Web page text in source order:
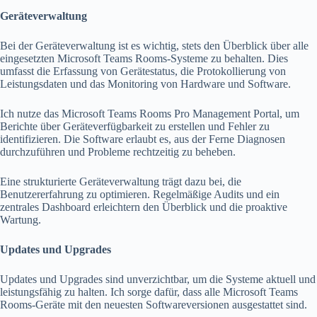
Geräteverwaltung
Bei der Geräteverwaltung ist es wichtig, stets den Überblick über alle
eingesetzten Microsoft Teams Rooms-Systeme zu behalten. Dies
umfasst die Erfassung von Gerätestatus, die Protokollierung von
Leistungsdaten und das Monitoring von Hardware und Software.
Ich nutze das Microsoft Teams Rooms Pro Management Portal, um
Berichte über Geräteverfügbarkeit zu erstellen und Fehler zu
identifizieren. Die Software erlaubt es, aus der Ferne Diagnosen
durchzuführen und Probleme rechtzeitig zu beheben.
Eine strukturierte Geräteverwaltung trägt dazu bei, die
Benutzererfahrung zu optimieren. Regelmäßige Audits und ein
zentrales Dashboard erleichtern den Überblick und die proaktive
Wartung.
Updates und Upgrades
Updates und Upgrades sind unverzichtbar, um die Systeme aktuell und
leistungsfähig zu halten. Ich sorge dafür, dass alle Microsoft Teams
Rooms-Geräte mit den neuesten Softwareversionen ausgestattet sind.